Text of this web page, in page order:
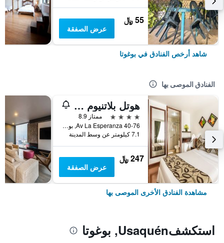
55 ﷼
عرض الصفقة
شاهد أرخص الفنادق في بوغوتا
الفنادق الموصى بها
هوتل بلاتنيوم سويت
4 نجوم
ممتاز 8.9
Av La Esperanza 40-76, بوغوتا, كولومبيا
7.1 كيلومتر عن وسط المدينة
247 ﷼
عرض الصفقة
مشاهدة الفنادق الأخرى الموصى بها
استكشفUsaquén, بوغوتا